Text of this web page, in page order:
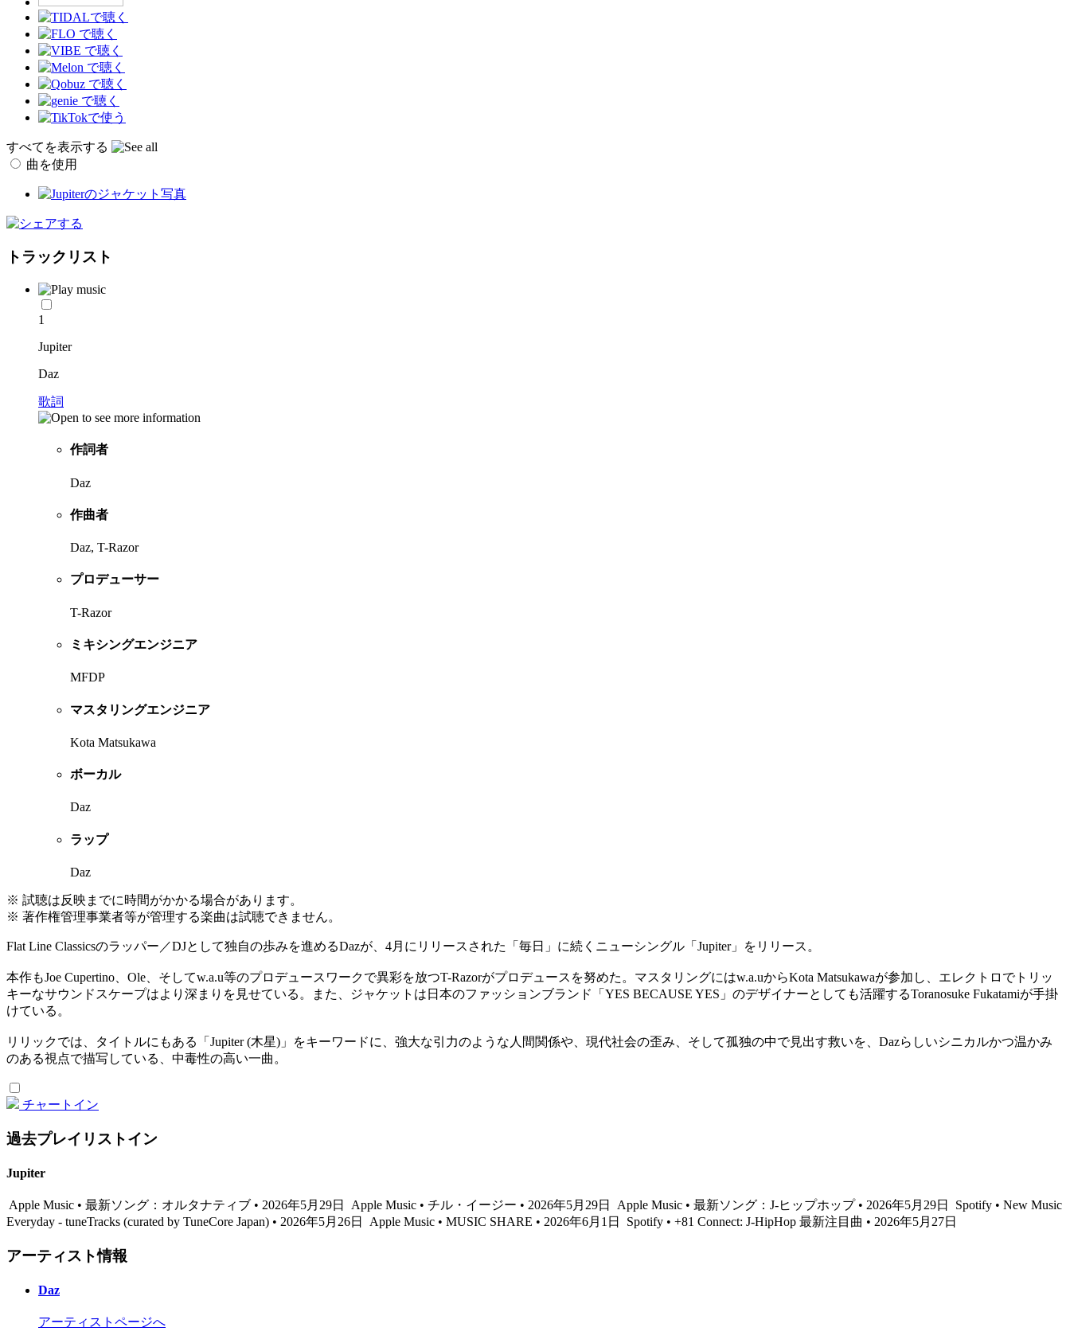
すべてを表示する
曲を使用
トラックリスト
1
Jupiter
Daz
歌詞
作詞者
Daz
作曲者
Daz, T-Razor
プロデューサー
T-Razor
ミキシングエンジニア
MFDP
マスタリングエンジニア
Kota Matsukawa
ボーカル
Daz
ラップ
Daz
※ 試聴は反映までに時間がかかる場合があります。
※ 著作権管理事業者等が管理する楽曲は試聴できません。
Flat Line Classicsのラッパー／DJとして独自の歩みを進めるDazが、4月にリリースされた「毎日」に続くニューシングル「Jupiter」をリリース。
本作もJoe Cupertino、Ole、そしてw.a.u等のプロデュースワークで異彩を放つT-Razorがプロデュースを努めた。マスタリングにはw.a.uからKota Matsukawaが参加し、エレクトロでトリッ
キーなサウンドスケープはより深まりを見せている。また、ジャケットは日本のファッションブランド「YES BECAUSE YES」のデザイナーとしても活躍するToranosuke Fukatamiが手掛
けている。
リリックでは、タイトルにもある「Jupiter (木星)」をキーワードに、強大な引力のような人間関係や、現代社会の歪み、そして孤独の中で見出す救いを、Dazらしいシニカルかつ温かみ
のある視点で描写している、中毒性の高い一曲。
チャートイン
過去プレイリストイン
Jupiter
Apple Music • 最新ソング：オルタナティブ • 2026年5月29日 Apple Music • チル・イージー • 2026年5月29日 Apple Music • 最新ソング：J-ヒップホップ • 2026年5月29日
Spotify • New Music
Everyday - tuneTracks (curated by TuneCore Japan) • 2026年5月26日
Apple Music • MUSIC SHARE • 2026年6月1日 Spotify • +81 Connect: J-HipHop 最新注目曲 • 2026年5月27日
アーティスト情報
Daz
アーティストページへ